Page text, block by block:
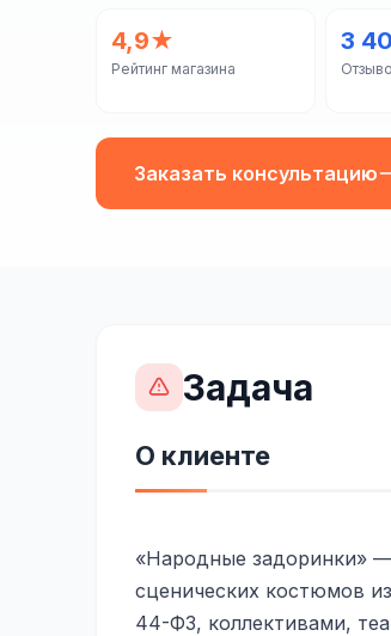
4,9★
Рейтинг магазина
3
Заказать консультацию
Задача
О клиенте
«Народные задоринки»
сценических костюмов
44-ФЗ, коллективами,